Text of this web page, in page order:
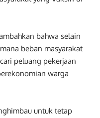
bahwa selain
beban masyarakat
peluang pekerjaan
warga
untuk tetap